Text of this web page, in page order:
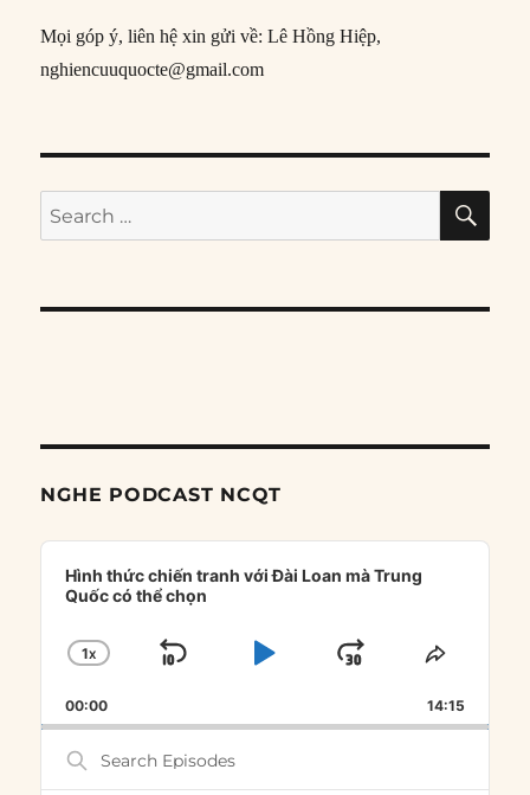
Mọi góp ý, liên hệ xin gửi về: Lê Hồng Hiệp,
nghiencuuquocte@gmail.com
Search
for:
NGHE PODCAST NCQT
Audio
Player
Hình thức chiến tranh với Đài Loan mà Trung
Quốc có thể chọn
CHANGE
RATE
1X
SKIP
PLAYJUMP
FORWARD
SHARE
00:00 14:15
Search
Episodes